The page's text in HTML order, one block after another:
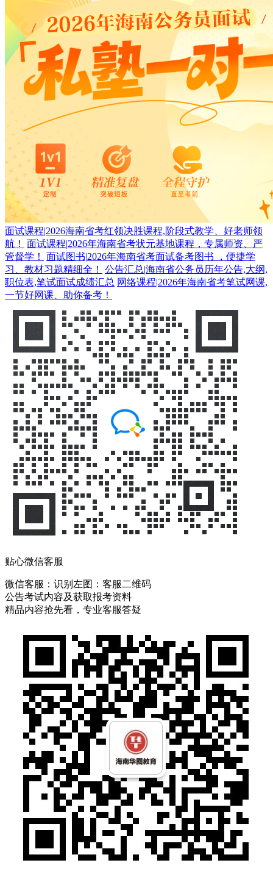
面试课程|2026海南省考红领决胜课程,阶段式教学、好老师领
航！
面试课程|2026年海南省考状元基地课程，专属师资、严
管督学！
面试图书|2026年海南省考面试备考图书 ，便捷学
习、教材习题精细全！
公告汇总|海南省公务员历年公告,大纲,
职位表,笔试面试成绩汇总 网络课程|2026年海南省考笔试网课,
一节好网课、助你备考！
贴心微信客服
微信客服： 识别左图：客服二维码
公告考试内容及获取报考资料
精品内容抢先看，专业客服答疑